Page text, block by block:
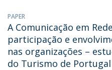
PAPER
A Comunicação em
participação e
nas organizações –
do Turismo de Portugal